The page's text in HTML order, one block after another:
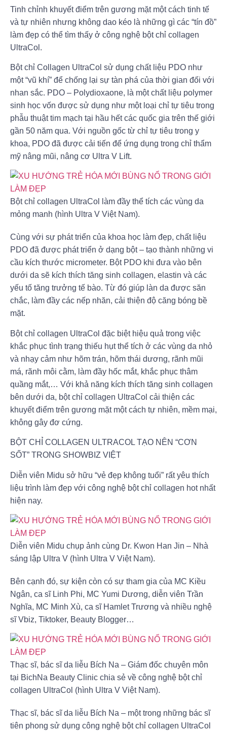
Tinh chỉnh khuyết điểm trên gương mặt một cách tinh tế
và tự nhiên nhưng không dao kéo là những gì các “tín đồ”
làm đẹp có thể tìm thấy ở công nghệ bột chỉ collagen
UltraCol.
Bột chỉ Collagen UltraCol sử dụng chất liệu PDO như
một “vũ khí” để chống lại sự tàn phá của thời gian đối với
nhan sắc. PDO – Polydioxaone, là một chất liệu polymer
sinh học vốn được sử dụng như một loại chỉ tự tiêu trong
phẫu thuật tim mạch tại hầu hết các quốc gia trên thế giới
gần 50 năm qua. Với nguồn gốc từ chỉ tự tiêu trong y
khoa, PDO đã được cải tiến để ứng dụng trong chỉ thẩm
mỹ nâng mũi, nâng cơ Ultra V Lift.
Bột chỉ collagen UltraCol làm đầy thể tích các vùng da
mỏng manh (hình Ultra V Việt Nam).
Cùng với sự phát triển của khoa học làm đẹp, chất liệu
PDO đã được phát triển ở dạng bột – tạo thành những vi
cầu kích thước micrometer. Bột PDO khi đưa vào bên
dưới da sẽ kích thích tăng sinh collagen, elastin và các
yếu tố tăng trưởng tế bào. Từ đó giúp làn da được săn
chắc, làm đầy các nếp nhăn, cải thiện độ căng bóng bề
mặt.
Bột chỉ collagen UltraCol đặc biệt hiệu quả trong việc
khắc phục tình trạng thiếu hụt thể tích ở các vùng da nhỏ
và nhạy cảm như hõm trán, hõm thái dương, rãnh mũi
má, rãnh môi cằm, làm đầy hốc mắt, khắc phục thâm
quầng mắt,… Với khả năng kích thích tăng sinh collagen
bên dưới da, bột chỉ collagen UltraCol cải thiện các
khuyết điểm trên gương mặt một cách tự nhiên, mềm mại,
không gây đơ cứng.
BỘT CHỈ COLLAGEN ULTRACOL TẠO NÊN “CƠN
SỐT” TRONG SHOWBIZ VIỆT
Diễn viên Midu sở hữu “vẻ đẹp không tuổi” rất yêu thích
liệu trình làm đẹp với công nghệ bột chỉ collagen hot nhất
hiện nay.
Diễn viên Midu chụp ảnh cùng Dr. Kwon Han Jin – Nhà
sáng lập Ultra V (hình Ultra V Việt Nam).
Bên cạnh đó, sự kiện còn có sự tham gia của MC Kiều
Ngân, ca sĩ Linh Phi, MC Yumi Dương, diễn viên Trần
Nghĩa, MC Minh Xù, ca sĩ Hamlet Trương và nhiều nghệ
sĩ Vbiz, Tiktoker, Beauty Blogger…
Thạc sĩ, bác sĩ da liễu Bích Na – Giám đốc chuyên môn
tại BichNa Beauty Clinic chia sẻ về công nghệ bột chỉ
collagen UltraCol (hình Ultra V Việt Nam).
Thạc sĩ, bác sĩ da liễu Bích Na – một trong những bác sĩ
tiên phong sử dụng công nghệ bột chỉ collagen UltraCol